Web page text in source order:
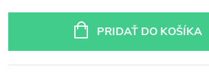
PRIDAŤ DO KOŠÍKA